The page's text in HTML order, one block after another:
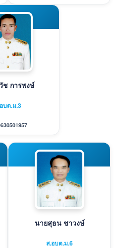
ช การพงษ์
บต.ม.3
นายสุธน ชาวงษ์
ส.อบต.ม.6